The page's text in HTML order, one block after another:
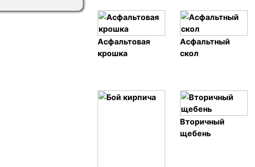
Асфальтовая
крошка
Асфальтный
скол
Вторичный
щебень